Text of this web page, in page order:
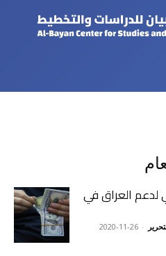
لدعم العراق في
-
2020-11-26